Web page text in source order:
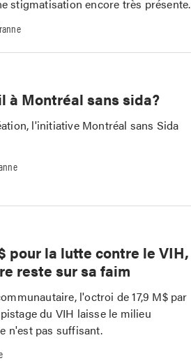
stigmatisation encore très présente.
à Montréal sans sida?
l'initiative Montréal sans Sida
pour la lutte contre le VIH,
reste sur sa faim
l'octroi de 17,9 M$ par
du VIH laisse le milieu
n'est pas suffisant.